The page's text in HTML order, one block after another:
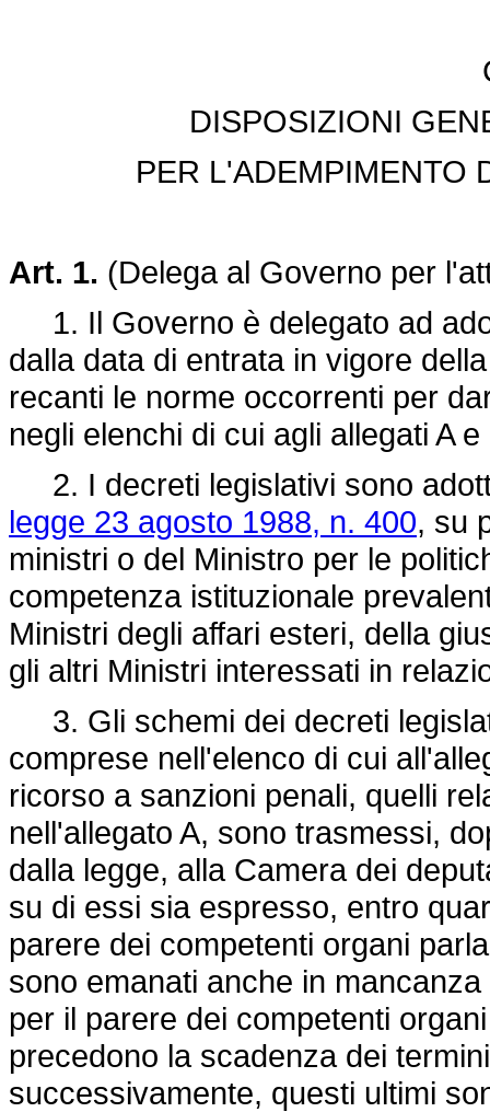
DISPOSIZIONI
PER L'ADEMPIMENTO
Art. 1. (Delega al Governo per
1. Il Governo è delegato ad
dalla data di entrata in vigore
recanti le norme occorrenti per
negli elenchi di cui agli allegati A e
2. I decreti legislativi sono
legge 23 agosto 1988, n. 400, su
ministri o del Ministro per le
competenza istituzionale
Ministri degli affari esteri, della
gli altri Ministri interessati in
3. Gli schemi dei decreti
comprese nell'elenco di cui
ricorso a sanzioni penali, quelli
nell'allegato A, sono trasmessi,
dalla legge, alla Camera dei
su di essi sia espresso, entro
parere dei competenti organi
sono emanati anche in
per il parere dei competenti
precedono la scadenza dei
successivamente, questi ultimi